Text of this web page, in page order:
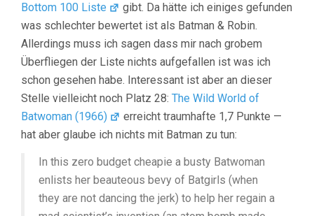
Bottom 100 Liste
gibt. Da hätte ich einiges gefunden
was schlechter bewertet ist als Batman & Robin.
Allerdings muss ich sagen dass mir nach grobem
Überfliegen der Liste nichts aufgefallen ist was ich
schon gesehen habe. Interessant ist aber an dieser
Stelle vielleicht noch Platz 28: The Wild World of
Batwoman (1966)
erreicht traumhafte 1,7 Punkte —
hat aber glaube ich nichts mit Batman zu tun:
In this zero budget cheapie a busty Batwoman
enlists her beauteous bevy of Batgirls (when
they are not dancing the jerk) to help her regain a